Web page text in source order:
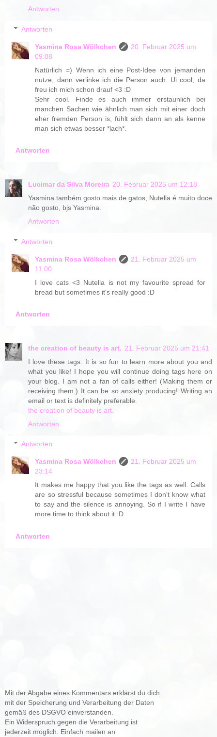
Antworten
Antworten
Yasmina Rosa Wölkchen
20. Februar 2025 um
09:08
Natürlich =) Wenn ich eine Post-Idee von jemanden
nutze, dann verlinke ich die Person auch. Ui cool, da
freu ich mich schon drauf <3 :D
Sehr cool. Finde es auch immer erstaunlich bei
manchen Sachen wie ähnlich man sich mit einer doch
eher fremden Person is, fühlt sich dann an als kenne
man sich etwas besser *lach*.
Antworten
Lucimar da Silva Moreira 20. Februar 2025 um 12:18
Yasmina também gosto mais de gatos, Nutella é muito doce
não gosto, bjs Yasmina.
Antworten
Antworten
Yasmina Rosa Wölkchen
21. Februar 2025 um
11:00
I love cats <3 Nutella is not my favourite spread for
bread but sometimes it's really good :D
Antworten
the creation of beauty is art. 21. Februar 2025 um 21:41
I love these tags. It is so fun to learn more about you and
what you like! I hope you will continue doing tags here on
your blog. I am not a fan of calls either! (Making them or
receiving them.) It can be so anxiety producing! Writing an
email or text is definitely preferable.
the creation of beauty is art.
Antworten
Antworten
Yasmina Rosa Wölkchen
21. Februar 2025 um
23:14
It makes me happy that you like the tags as well. Calls
are so stressful because sometimes I don't know what
to say and the silence is annoying. So if I write I have
more time to think about it :D
Antworten
Mit der Abgabe eines Kommentars erklärst du dich
mit der Speicherung und Verarbeitung der Daten
gemäß des DSGVO einverstanden.
Ein Widerspruch gegen die Verarbeitung ist
jederzeit möglich. Einfach mailen an